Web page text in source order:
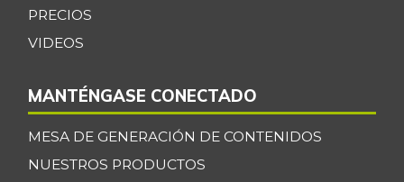
PRECIOS
VIDEOS
MANTÉNGASE CONECTADO
MESA DE GENERACIÓN DE CONTENIDOS
NUESTROS PRODUCTOS